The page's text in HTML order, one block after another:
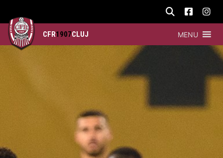
CFR1907CLUJ MENU